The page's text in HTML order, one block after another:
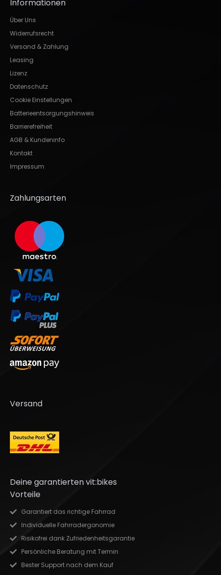
Informationen
Über Uns
Widerrufsrecht
Versand & Zahlung
Leasing
Lizenz
Datenschutz
Cookie Einstellungen
Batterieentsorgungshinweis
Barrierefreiheit
AGB & Kundeninfo
Kontakt
Impressum
Zahlungsarten
Versand
Deine garantierten vit:bikes
Vorteile
Garantiert das richtige Fahrrad
Individuelle Fahrradergonomie
Risikofrei dank Zufriedenheitsgarantie
Persönliche Beratung mit Termin
Bester Support nach dem Kauf